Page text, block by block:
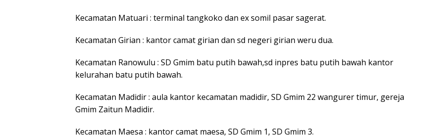
Kecamatan Matuari : terminal tangkoko dan ex somil pasar sagerat.
Kecamatan Girian : kantor camat girian dan sd negeri girian weru dua.
Kecamatan Ranowulu : SD Gmim batu putih bawah,sd inpres batu putih bawah kantor
kelurahan batu putih bawah.
Kecamatan Madidir : aula kantor kecamatan madidir, SD Gmim 22 wangurer timur, gereja
Gmim Zaitun Madidir.
Kecamatan Maesa : kantor camat maesa, SD Gmim 1, SD Gmim 3.